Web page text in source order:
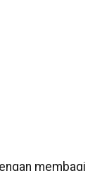
membagi